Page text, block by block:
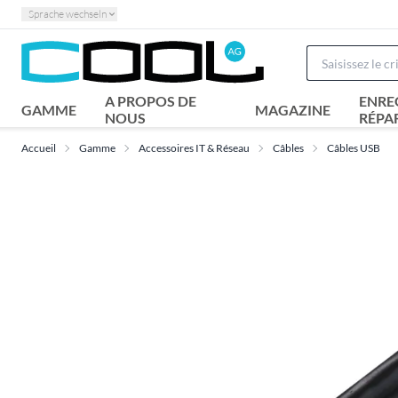
Sprache wechseln
GAMME
A PROPOS DE
NOUS
MAGAZINE
Accueil Gamme Accessoires IT & Réseau Câbles Câbles USB